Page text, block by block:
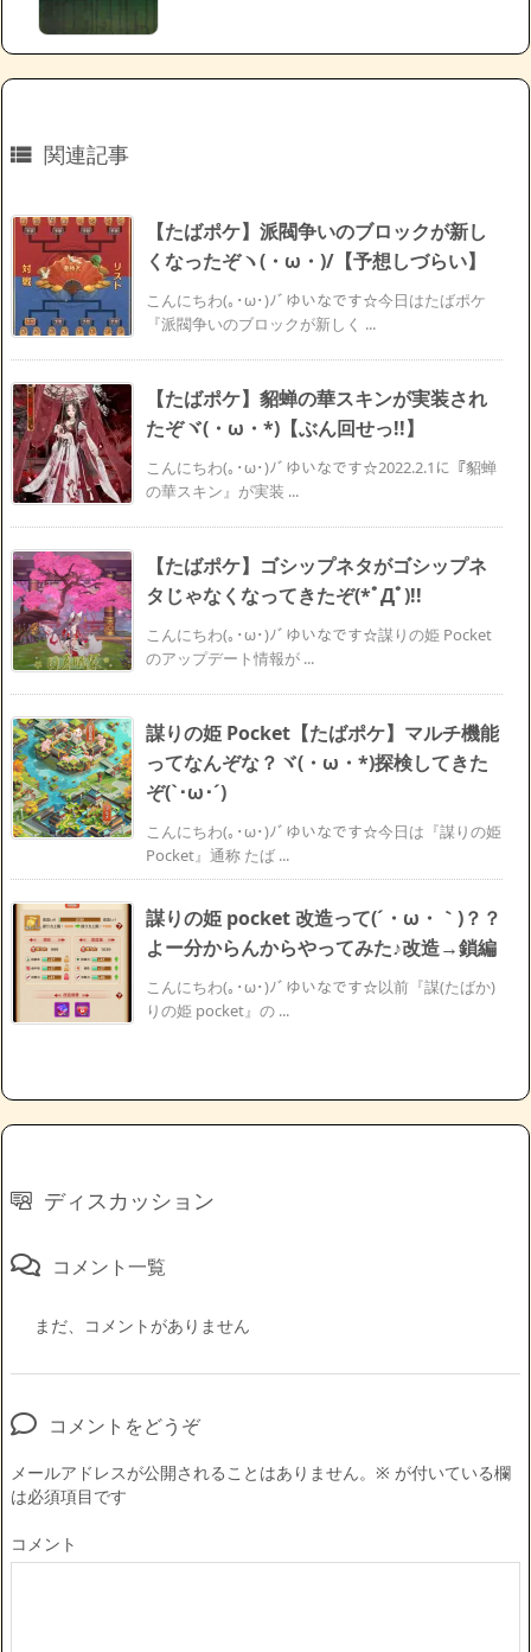
 関連記事
【たばポケ】派閥争いのブロックが新し
くなったぞヽ(・ω・)/【予想しづらい】
こんにちわ(｡･ω･)ﾉﾞゆいなです☆今日はたばポケ
『派閥争いのブロックが新しく ...
【たばポケ】貂蝉の華スキンが実装され
たぞヾ(・ω・*)【ぶん回せっ!!】
こんにちわ(｡･ω･)ﾉﾞゆいなです☆2022.2.1に『貂蝉
の華スキン』が実装 ...
【たばポケ】ゴシップネタがゴシップネ
タじゃなくなってきたぞ(*ﾟДﾟ)!!
こんにちわ(｡･ω･)ﾉﾞゆいなです☆謀りの姫 Pocket
のアップデート情報が ...
謀りの姫 Pocket【たばポケ】マルチ機能
ってなんぞな？ヾ(・ω・*)探検してきた
ぞ(`･ω･´)ゞ
こんにちわ(｡･ω･)ﾉﾞゆいなです☆今日は『謀りの姫
Pocket』通称 たば ...
謀りの姫 pocket 改造って(´・ω・｀)？？
よー分からんからやってみた♪改造→鎖編
こんにちわ(｡･ω･)ﾉﾞゆいなです☆以前『謀(たばか)
りの姫 pocket』の ...
ディスカッション
コメント一覧
まだ、コメントがありません
コメントをどうぞ
メールアドレスが公開されることはありません。 ※ が付いている欄
は必須項目です
コメント